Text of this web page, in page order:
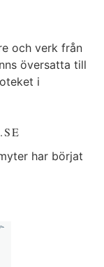
och verk från
översatta till
i
har börjat